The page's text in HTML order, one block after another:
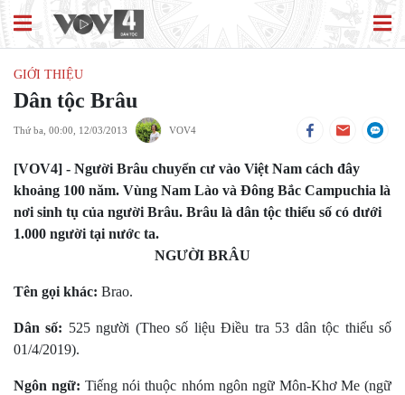
GIỚI THIỆU
Dân tộc Brâu
Thứ ba, 00:00, 12/03/2013 VOV4
[VOV4] - Người Brâu chuyển cư vào Việt Nam cách đây
khoảng 100 năm. Vùng Nam Lào và Ðông Bắc Campuchia là
nơi sinh tụ của người Brâu. Brâu là dân tộc thiểu số có dưới
1.000 người tại nước ta.
NGƯỜI BRÂU
Tên gọi khác: Brao.
Dân số: 525 người (Theo số liệu Điều tra 53 dân tộc thiểu số
01/4/2019).
Ngôn ngữ:Tiếng nói thuộc nhóm ngôn ngữ Môn-Khơ Me (ngữ